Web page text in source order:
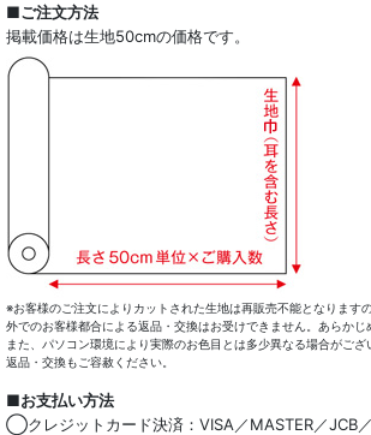
■ご注文方法
掲載価格は生地50cmの価格です。
※お客様のご注文によりカットされた生地は再販売不能となります
外でのお客様都合による返品・交換はお受けできません。あらかじ
また、パソコン環境により実際のお色目とは多少異なる場合がご
返品・交換もご容赦ください。
■お支払い方法
◯クレジットカード決済：VISA／MASTER／JCB